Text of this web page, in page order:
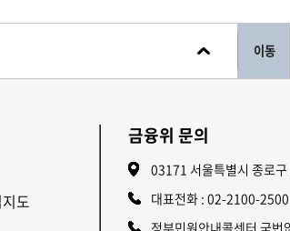
이동
도
금융위 문의
03171 서울특별시 종로
대표전화 : 02-2100-2500
정부민원안내콜센터 국